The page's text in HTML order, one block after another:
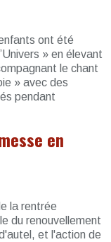
ont été
» en élevant
le chant
» avec des
pendant
en
la rentrée
du renouvellement
et l'action de